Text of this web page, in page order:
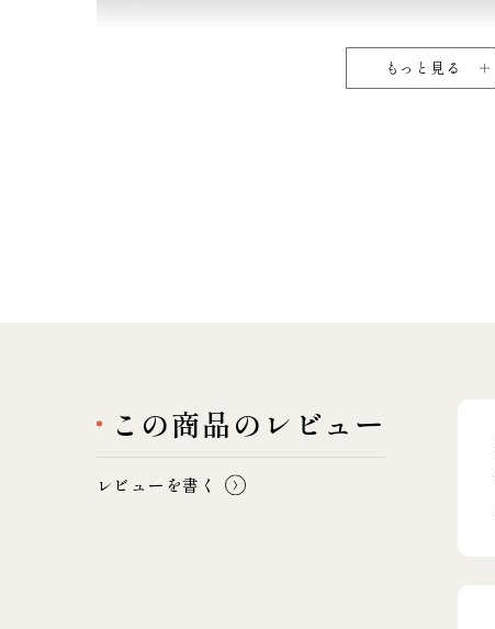
もっと見る
この商品のレビュー
レビューを書く